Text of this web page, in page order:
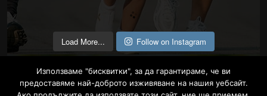
Load More... Follow on Instagram
Използваме "бисквитки", за да гарантираме, че ви
предоставяме най-доброто изживяване на нашия уебсайт.